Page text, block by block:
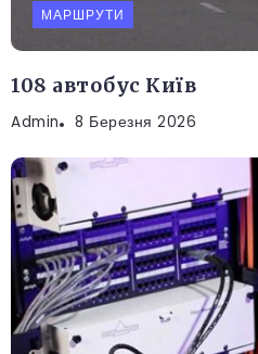
МАРШРУТИ
108 автобус Київ
Admin 8 Березня 2026